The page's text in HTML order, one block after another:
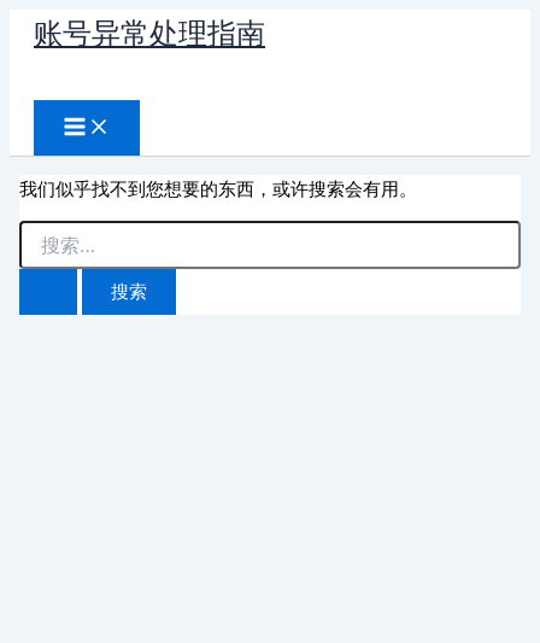
账号异常处理指南
索
我们似乎找不到您想要的东西，或许搜索会有用。
搜
索：